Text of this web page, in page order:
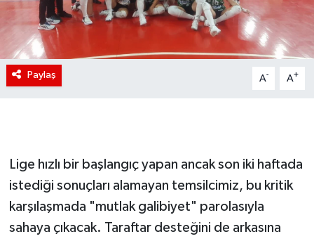
Paylaş A- A+
Lige hızlı bir başlangıç yapan ancak son iki haftada
istediği sonuçları alamayan temsilcimiz, bu kritik
karşılaşmada "mutlak galibiyet" parolasıyla
sahaya çıkacak. Taraftar desteğini de arkasına